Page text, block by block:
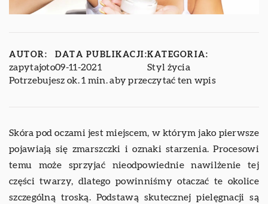
AUTOR:
zapytajoto
DATA PUBLIKACJI:
09-11-2021
KATEGORIA:
Styl życia
Potrzebujesz ok. 1 min. aby przeczytać ten wpis
Skóra pod oczami jest miejscem, w którym jako pierwsze
pojawiają się zmarszczki i oznaki starzenia. Procesowi
temu może sprzyjać nieodpowiednie nawilżenie tej
części twarzy, dlatego powinniśmy otaczać te okolice
szczególną troską. Podstawą skutecznej pielęgnacji są